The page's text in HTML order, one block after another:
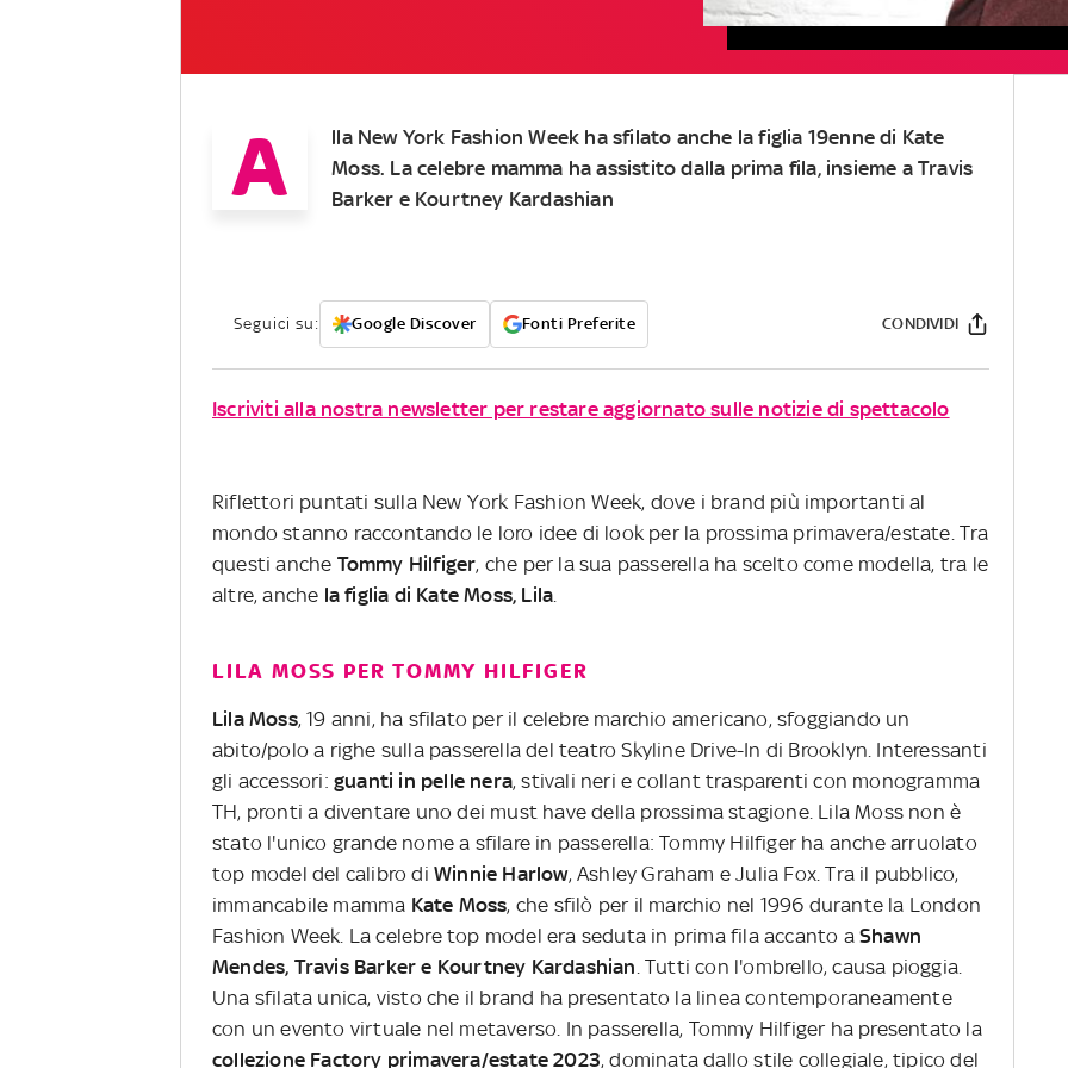
A
lla New York Fashion Week ha sfilato anche la figlia 19enne di Kate
Moss. La celebre mamma ha assistito dalla prima fila, insieme a Travis
Barker e Kourtney Kardashian
Seguici su: Google Discover Fonti Preferite CONDIVIDI
Iscriviti alla nostra newsletter per restare aggiornato sulle notizie di spettacolo
Riflettori puntati sulla New York Fashion Week, dove i brand più importanti al
mondo stanno raccontando le loro idee di look per la prossima primavera/estate. Tra
questi anche Tommy Hilfiger, che per la sua passerella ha scelto come modella, tra le
altre, anche la figlia di Kate Moss, Lila
LILA MOSS PER TOMMY HILFIGER
Lila Moss, 19 anni, ha sfilato per il celebre marchio americano, sfoggiando un
abito/polo a righe sulla passerella del teatro Skyline Drive-In di Brooklyn. Interessanti
gli accessori: guanti in pelle nera, stivali neri e collant trasparenti con monogramma
TH, pronti a diventare uno dei must have della prossima stagione. Lila Moss non è
stato l'unico grande nome a sfilare in passerella: Tommy Hilfiger ha anche arruolato
top model del calibro di Winnie Harlow, Ashley Graham e Julia Fox. Tra il pubblico,
immancabile mamma Kate Moss, che sfilò per il marchio nel 1996 durante la London
Fashion Week. La celebre top model era seduta in prima fila accanto aShawn
Mendes, Travis Barker e Kourtney Kardashian . Tutti con l'ombrello, causa pioggia.
Una sfilata unica, visto che il brand ha presentato la linea contemporaneamente
con un evento virtuale nel metaverso. In passerella, Tommy Hilfiger ha presentato la
collezione Factory primavera/estate 2023, dominata dallo stile collegiale, tipico del